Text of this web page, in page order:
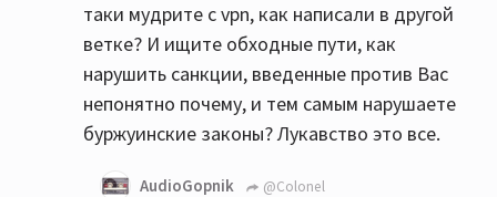
таки мудрите с vpn, как написали в другой
ветке? И ищите обходные пути, как
нарушить санкции, введенные против Вас
непонятно почему, и тем самым нарушаете
буржуинские законы? Лукавство это все.
AudioGopnik
@Colonel